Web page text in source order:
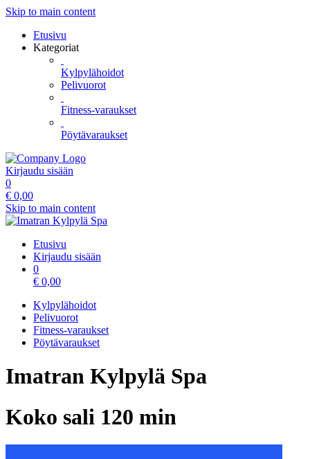
Skip to main content
Etusivu
Kategoriat
Kylpylähoidot
Pelivuorot
Fitness-varaukset
Pöytävaraukset
Kirjaudu sisään
0
€ 0,00
Skip to main content
Etusivu
Kirjaudu sisään
0
€ 0,00
Kylpylähoidot
Pelivuorot
Fitness-varaukset
Pöytävaraukset
Imatran Kylpylä Spa
Koko sali 120 min